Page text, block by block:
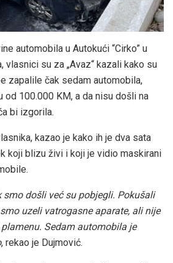
automobila u Autokući “Cirko” u
vlasnici su za „Avaz“ kazali kako su
zapalile čak sedam automobila,
od 100.000 KM, a da nisu došli na
bi izgorila.
kazao je kako ih je dva sata
koji blizu živi i koji je vidio maskirani
smo došli već su pobjegli. Pokušali
uzeli vatrogasne aparate, ali nije
Sedam automobila je
, rekao je Dujmović.